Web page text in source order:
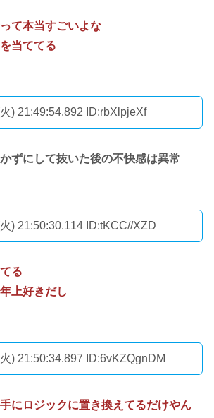
て本当すごいよな
当ててる
) 21:49:54.892 ID:rbXlpjeXf
ずにして抜いた後の不快感は異常
) 21:50:30.114 ID:tKCC//XZD
る
上好きだし
) 21:50:34.897 ID:6vKZQgnDM
にロジックに置き換えてるだけやん